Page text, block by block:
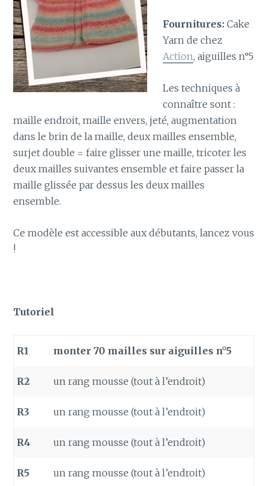
Fournitures:Cake
Yarn de chez
Action, aiguilles n°5
Les techniques à
connaître sont :
maille endroit, maille envers, jeté, augmentation
dans le brin de la maille, deux mailles ensemble,
surjet double = faire glisser une maille, tricoter les
deux mailles suivantes ensemble et faire passer la
maille glissée par dessus les deux mailles
ensemble.
Ce modèle est accessible aux débutants, lancez vous
!
Tutoriel
R1 monter 70 mailles sur aiguilles n°5
R2 un rang mousse (tout à l’endroit)
R3 un rang mousse (tout à l’endroit)
R4 un rang mousse (tout à l’endroit)
R5 un rang mousse (tout à l’endroit)